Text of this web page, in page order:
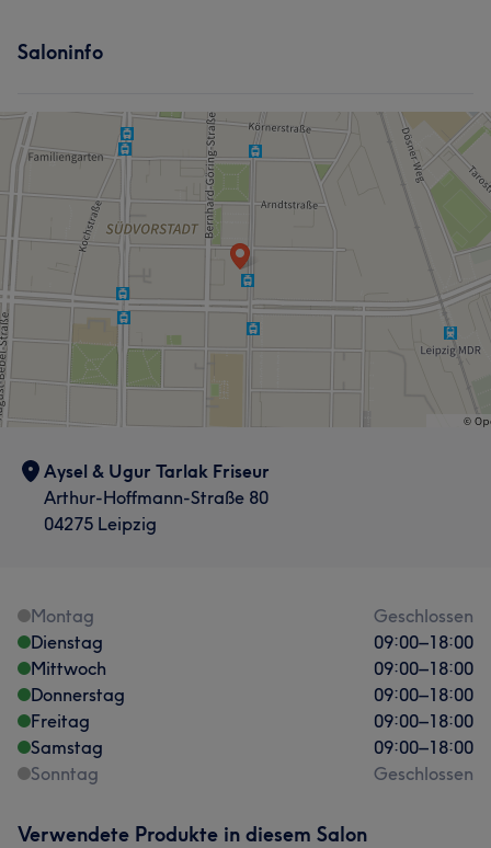
Was unsere Kunden über Ugur sagen
Professionell 14 Detailverliebt Talentiert
Portfolio
Saloninfo
Aysel & Ugur Tarlak Friseur
Arthur-Hoffmann-Straße 80
04275 Leipzig
Montag
Geschlossen
Dienstag
09:00–18:00
Mittwoch
09:00–18:00
Donnerstag
09:00–18:00
Freitag
09:00–18:00
Samstag
09:00–18:00
Sonntag
Geschlossen
Verwendete Produkte in diesem Salon